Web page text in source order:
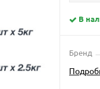
В
Бренд